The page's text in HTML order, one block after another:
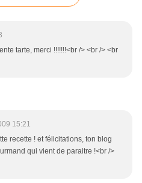
tarte, merci !!!!!!!<br /> <br /> <br
15:21
recette ! et félicitations, ton blog
qui vient de paraitre !<br />